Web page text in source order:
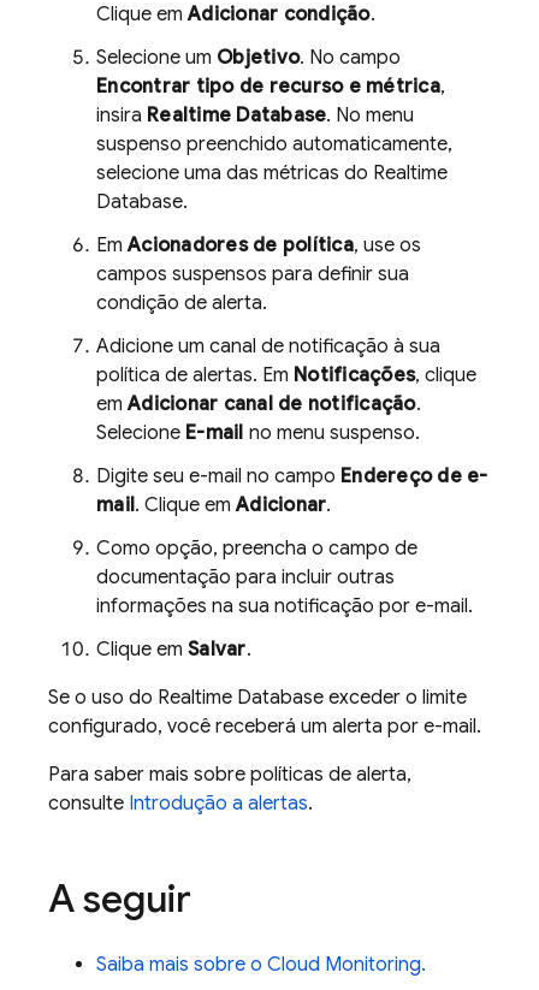
Clique emAdicionar condição.
Selecione um Objetivo. No campo
Encontrar tipo de recurso e métrica,
insira Realtime Database. No menu
suspenso preenchido automaticamente,
selecione uma das métricas do Realtime
Database.
EmAcionadores de política, use os
campos suspensos para definir sua
condição de alerta.
Adicione um canal de notificação à sua
política de alertas. Em Notificações, clique
emAdicionar canal de notificação.
Selecione E-mail no menu suspenso.
Digite seu e-mail no campo Endereço de e-
mail. Clique emAdicionar.
Como opção, preencha o campo de
documentação para incluir outras
informações na sua notificação por e-mail.
Clique em Salvar.
Se o uso do Realtime Database exceder o limite
configurado, você receberá um alerta por e-mail.
Para saber mais sobre políticas de alerta,
consulte Introdução a alertas.
A seguir
Saiba mais sobre o Cloud Monitoring.